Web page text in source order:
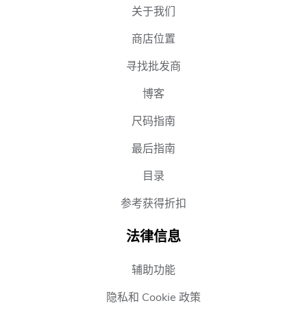
关于我们
商店位置
寻找批发商
博客
尺码指南
最后指南
目录
参考获得折扣
法律信息
辅助功能
隐私和 Cookie 政策